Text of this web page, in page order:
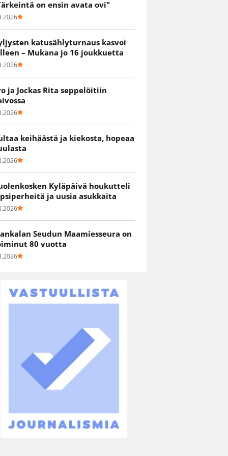
on ensin avata ovi"
katusählyturnaus kasvoi
– Mukana jo 16 joukkuetta
ja Jockas Rita seppelöitiin
keihäästä ja kiekosta, hopeaa
Kyläpäivä houkutteli
ja uusia asukkaita
Seudun Maamiesseura on
80 vuotta